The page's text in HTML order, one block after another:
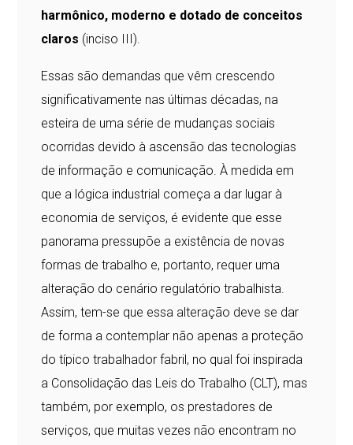
harmônico, moderno e dotado de conceitos
claros (inciso III).
Essas são demandas que vêm crescendo
significativamente nas últimas décadas, na
esteira de uma série de mudanças sociais
ocorridas devido à ascensão das tecnologias
de informação e comunicação. À medida em
que a lógica industrial começa a dar lugar à
economia de serviços, é evidente que esse
panorama pressupõe a existência de novas
formas de trabalho e, portanto, requer uma
alteração do cenário regulatório trabalhista.
Assim, tem-se que essa alteração deve se dar
de forma a contemplar não apenas a proteção
do típico trabalhador fabril, no qual foi inspirada
a Consolidação das Leis do Trabalho (CLT), mas
também, por exemplo, os prestadores de
serviços, que muitas vezes não encontram no